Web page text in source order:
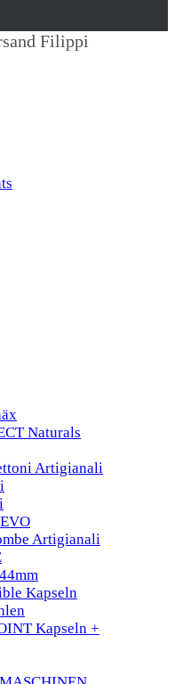
Filippi
Naturals
Artigianali
Artigianali
Kapseln
Kapseln +